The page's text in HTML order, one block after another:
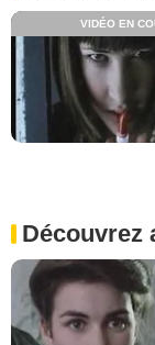
VIDÉO EN
Découvrez